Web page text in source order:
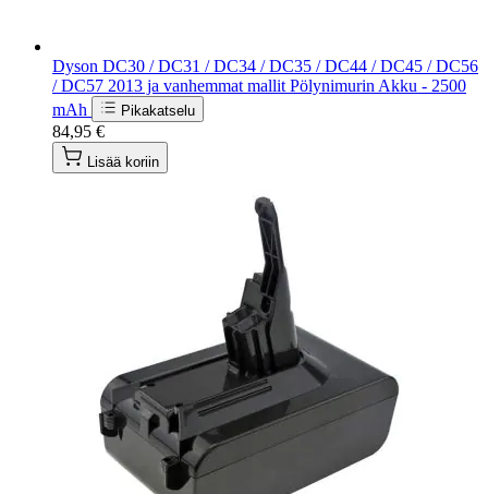
Dyson DC30 / DC31 / DC34 / DC35 / DC44 / DC45 / DC56
/ DC57 2013 ja vanhemmat mallit Pölynimurin Akku - 2500
mAh
Pikakatselu
84,95 €
Lisää koriin